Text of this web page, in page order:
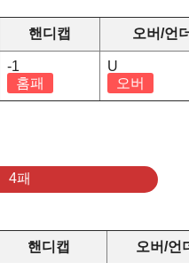
핸디캡 오버/언
-1
홈패
U
오버
4패
핸디캡 오버/언